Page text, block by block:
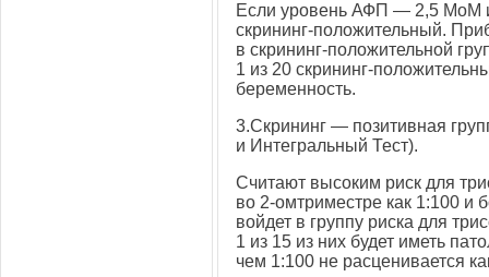
Если уровень АФП — 2,5 МоМ
скрининг-положительный.
в скрининг-положительной
1 из 20 скрининг-
беременность.
3.Скрининг — позитивная
и Интегральный Тест).
Считают высоким риск для
во 2-омтриместре как 1:100 и
войдет в группу риска для
1 из 15 из них будет иметь
чем 1:100 не расценивается